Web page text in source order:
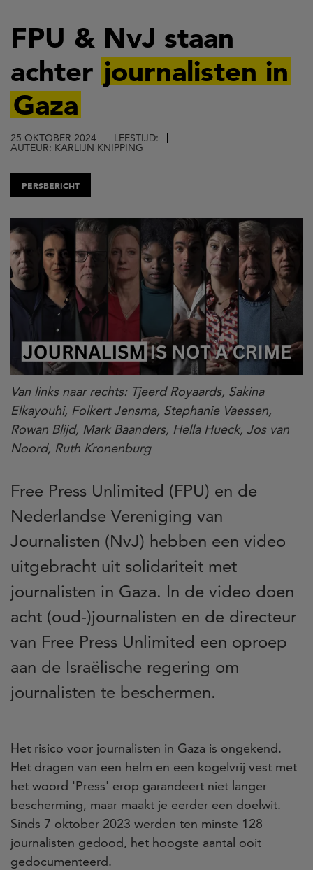
en
naar
de
inhoud
gaan
FPU & NvJ staan
achter journalisten in
Gaza
25 OKTOBER 2024 LEESTIJD:
AUTEUR: KARLIJN KNIPPING
PERSBERICHT
Van links naar rechts: Tjeerd Royaards, Sakina
Elkayouhi, Folkert Jensma, Stephanie Vaessen,
Rowan Blijd, Mark Baanders, Hella Hueck, Jos van
Noord, Ruth Kronenburg
Free Press Unlimited (FPU) en de
Nederlandse Vereniging van
Journalisten (NvJ) hebben een video
uitgebracht uit solidariteit met
journalisten in Gaza. In de video doen
acht (oud-)journalisten en de directeur
van Free Press Unlimited een oproep
aan de Israëlische regering om
journalisten te beschermen.
Het risico voor journalisten in Gaza is ongekend.
Het dragen van een helm en een kogelvrij vest met
het woord 'Press' erop garandeert niet langer
bescherming, maar maakt je eerder een doelwit.
Sinds 7 oktober 2023 werden ten minste 128
journalisten gedood, het hoogste aantal ooit
gedocumenteerd.